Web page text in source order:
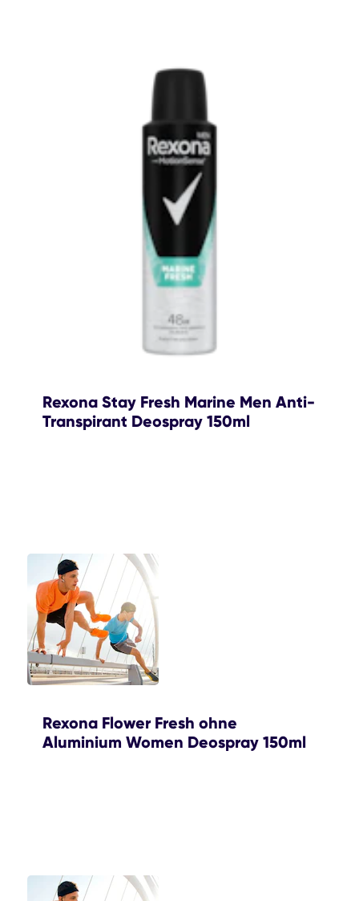
Rexona Stay Fresh Marine Men Anti-
Transpirant Deospray 150ml
Rexona Flower Fresh ohne
Aluminium Women Deospray 150ml